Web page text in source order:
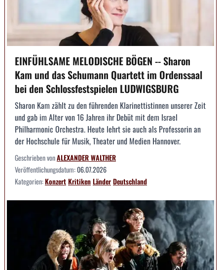
EINFÜHLSAME MELODISCHE BÖGEN -- Sharon
Kam und das Schumann Quartett im Ordenssaal
bei den Schlossfestspielen LUDWIGSBURG
Sharon Kam zählt zu den führenden Klarinettistinnen unserer Zeit
und gab im Alter von 16 Jahren ihr Debüt mit dem Israel
Philharmonic Orchestra. Heute lehrt sie auch als Professorin an
der Hochschule für Musik, Theater und Medien Hannover.
Geschrieben vonALEXANDER WALTHER
Veröffentlichungsdatum:06.07.2026
Kategorien:KonzertKritikenLänderDeutschland